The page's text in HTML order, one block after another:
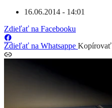
16.06.2014 - 14:01
Zdieľať na Facebooku
Zdieľať na Whatsappe Kopírovať